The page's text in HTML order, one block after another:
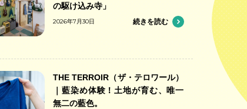
の駆け込み寺」
2026年7月30日 続きを読む
THE TERROIR（ザ・テロワール）
｜藍染め体験！土地が育む、唯一
無二の藍色。